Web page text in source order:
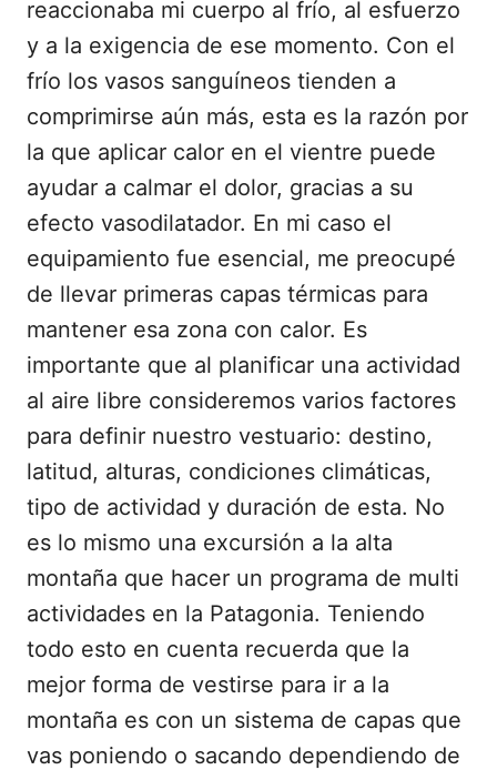
reaccionaba mi cuerpo al frío, al esfuerzo
y a la exigencia de ese momento. Con el
frío los vasos sanguíneos tienden a
comprimirse aún más, esta es la razón por
la que aplicar calor en el vientre puede
ayudar a calmar el dolor, gracias a su
efecto vasodilatador. En mi caso el
equipamiento fue esencial, me preocupé
de llevar primeras capas térmicas para
mantener esa zona con calor. Es
importante que al planificar una actividad
al aire libre consideremos varios factores
para definir nuestro vestuario: destino,
latitud, alturas, condiciones climáticas,
tipo de actividad y duración de esta. No
es lo mismo una excursión a la alta
montaña que hacer un programa de multi
actividades en la Patagonia. Teniendo
todo esto en cuenta recuerda que la
mejor forma de vestirse para ir a la
montaña es con un sistema de capas que
vas poniendo o sacando dependiendo de